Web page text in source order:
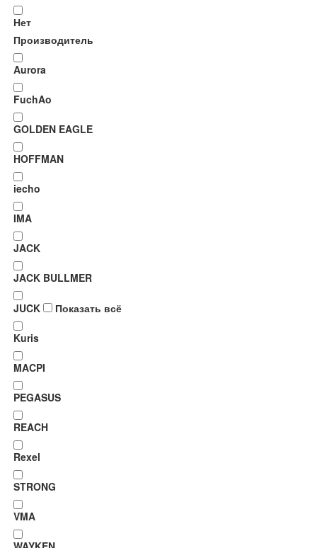
Нет
Производитель
Aurora
FuchAo
GOLDEN EAGLE
HOFFMAN
iecho
IMA
JACK
JACK BULLMER
JUCK Показать всё
Kuris
MACPI
PEGASUS
REACH
Rexel
STRONG
VMA